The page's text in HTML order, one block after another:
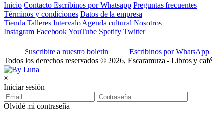
Inicio Contacto Escribinos por Whatsapp Preguntas frecuentes
Términos y condiciones Datos de la empresa
Tienda Talleres Intervalo Agenda cultural Nosotros
Instagram FacebookYouTube Spotify Twitter
Suscribite a nuestro boletín
Escribinos por WhatsApp
Todos los derechos reservados © 2026, Escaramuza - Libros y café
×
Iniciar sesión
Olvidé mi contraseña